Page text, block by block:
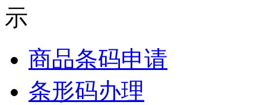
商品条码申请
条形码办理